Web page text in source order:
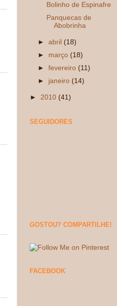
Bolinho de Espinafre
Panquecas de
Abobrinha
►abril (18)
► março (18)
►fevereiro (11)
► janeiro (14)
► 2010 (41)
SEGUIDORES
GOSTOU? COMPARTILHE!
FACEBOOK